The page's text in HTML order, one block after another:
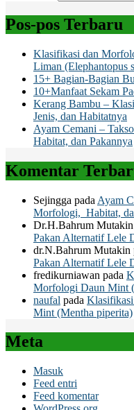
Pos-pos Terbaru
Klasifikasi dan
Liman (Elephantopus
15+ Bagian-Bagian
10+Manfaat Sekam
Kerang Bambu –
Jenis, dan Habitatnya
Ayam Cemani –
Habitat, dan Pakannya
Komentar
Sejingga pada Ayam
Morfologi, Habitat,
Dr.H.Bahrum Mutakin
Pakan Alternatif Lele
dr.N.Bahrum Mutakin
Pakan Alternatif Lele
fredikurniawan pada
Morfologi Daun Mint
naufal pada
Mint (Mentha piperita)
Meta
Masuk
Feed entri
Feed komentar